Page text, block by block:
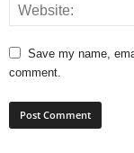
Save my name,
comment.